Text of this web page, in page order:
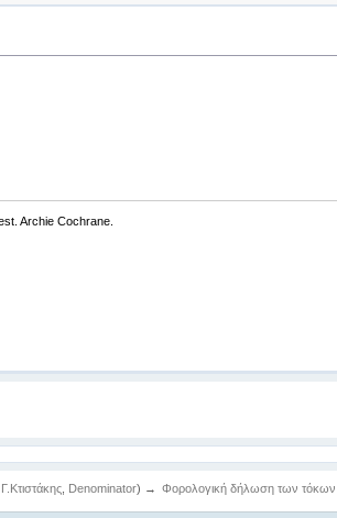
Archie Cochrane.
Γ.Κτιστάκης, Denominator) → Φορολογική δήλωση των τόκων